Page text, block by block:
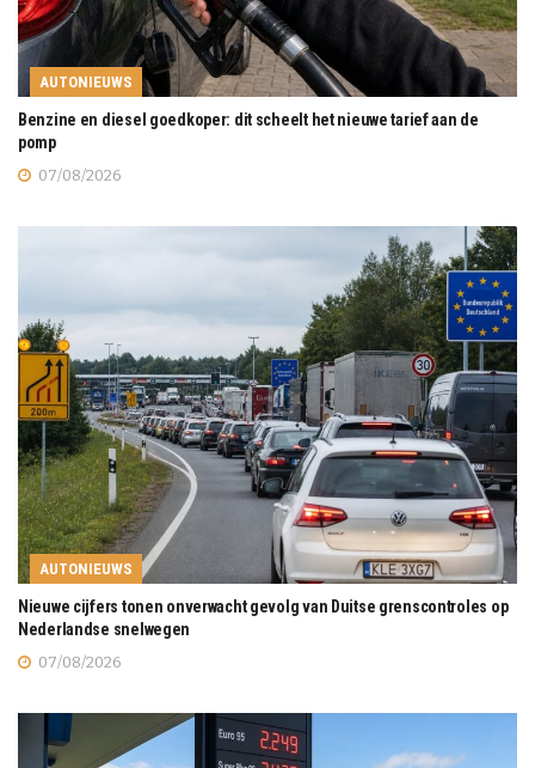
AUTONIEUWS
Benzine en diesel goedkoper: dit scheelt het nieuwe tarief aan de
pomp
07/08/2026
AUTONIEUWS
Nieuwe cijfers tonen onverwacht gevolg van Duitse grenscontroles op
Nederlandse snelwegen
07/08/2026